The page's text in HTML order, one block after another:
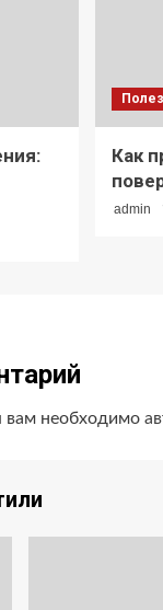
Как
admin
вам необходимо